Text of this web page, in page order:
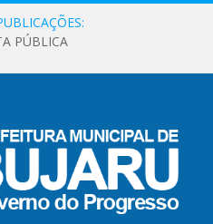
PÚBLICA